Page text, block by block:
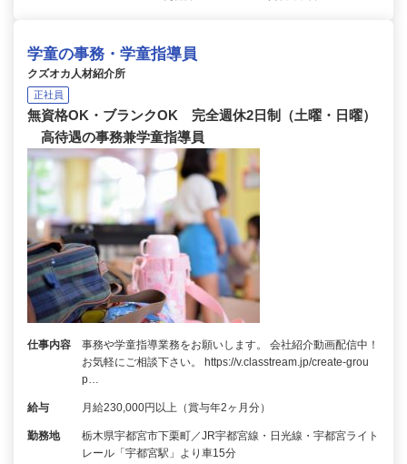
学童の事務・学童指導員
クズオカ人材紹介所
正社員
無資格OK・ブランクOK 完全週休2日制（土曜・日曜）
高待遇の事務兼学童指導員
仕事内容
事務や学童指導業務をお願いします。 会社紹介動画配信中！
お気軽にご相談下さい。 https://v.classtream.jp/create-grou
p…
給与 月給230,000円以上（賞与年2ヶ月分）
勤務地
栃木県宇都宮市下栗町／JR宇都宮線・日光線・宇都宮ライト
レール「宇都宮駅」より車15分